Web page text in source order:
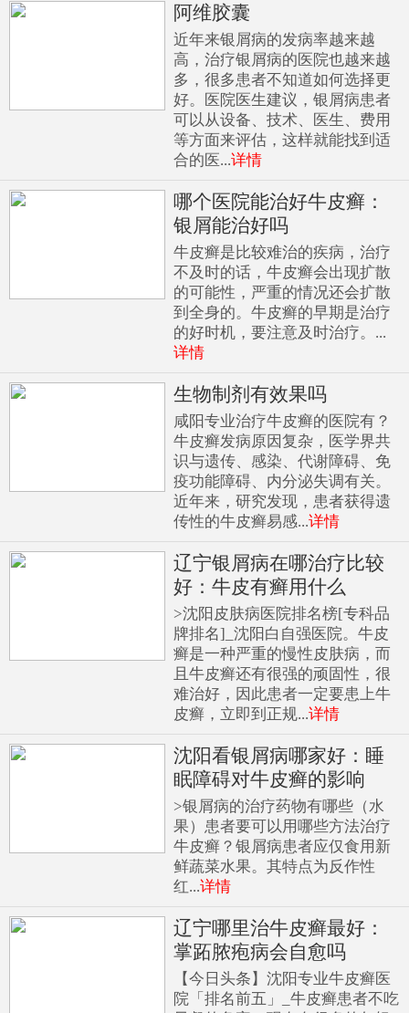
阿维胶囊
近年来银屑病的发病率越来越
高，治疗银屑病的医院也越来越
多，很多患者不知道如何选择更
好。医院医生建议，银屑病患者
可以从设备、技术、医生、费用
等方面来评估，这样就能找到适
合的医...详情
哪个医院能治好牛皮癣：
银屑能治好吗
牛皮癣是比较难治的疾病，治疗
不及时的话，牛皮癣会出现扩散
的可能性，严重的情况还会扩散
到全身的。牛皮癣的早期是治疗
的好时机，要注意及时治疗。...
详情
生物制剂有效果吗
咸阳专业治疗牛皮癣的医院有？
牛皮癣发病原因复杂，医学界共
识与遗传、感染、代谢障碍、免
疫功能障碍、内分泌失调有关。
近年来，研究发现，患者获得遗
传性的牛皮癣易感...详情
辽宁银屑病在哪治疗比较
好：牛皮有癣用什么
>沈阳皮肤病医院排名榜[专科品
牌排名]_沈阳白自强医院。牛皮
癣是一种严重的慢性皮肤病，而
且牛皮癣还有很强的顽固性，很
难治好，因此患者一定要患上牛
皮癣，立即到正规...详情
沈阳看银屑病哪家好：睡
眠障碍对牛皮癣的影响
>银屑病的治疗药物有哪些（水
果）患者要可以用哪些方法治疗
牛皮癣？银屑病患者应仅食用新
鲜蔬菜水果。其特点为反作性
红...详情
辽宁哪里治牛皮癣最好：
掌跖脓疱病会自愈吗
【今日头条】沈阳专业牛皮癣医
院「排名前五」_牛皮癣患者不吃